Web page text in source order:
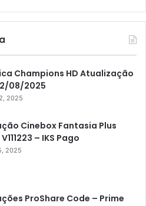
Champions HD Atualização
08/2025
2025
Cinebox Fantasia Plus
– IKS Pago
2025
ProShare Code – Prime